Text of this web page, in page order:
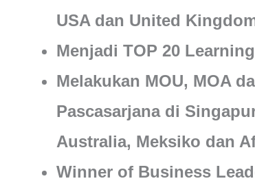
USA dan United
Menjadi TOP 20
Melakukan MOU, MOA
Pascasarjana di
Australia, Meksiko dan
Winner of Business